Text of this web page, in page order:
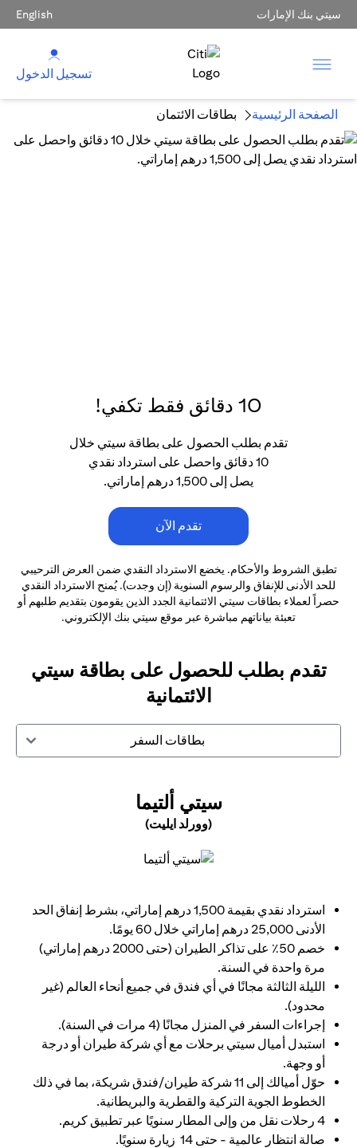
سيتي بنك الإمارات English
تسجيل الدخول
الصفحة الرئيسية بطاقات الائتمان
10 دقائق فقط تكفي!
تقدم بطلب الحصول على بطاقة سيتي خلال
10 دقائق واحصل على استرداد نقدي
يصل إلى 1,500 درهم إماراتي.
تقدم الآن
تطبق الشروط والأحكام. يخضع الاسترداد النقدي ضمن العرض الترحيبي
للحد الأدنى للإنفاق والرسوم السنوية (إن وجدت). يُمنح الاسترداد النقدي
حصراً لعملاء بطاقات سيتي الائتمانية الجدد الذين يقومون بتقديم طلبهم أو
تعبئة بياناتهم مباشرة عبر موقع سيتي بنك الإلكتروني.
تقدم بطلب للحصول على بطاقة سيتي
الائتمانية
بطاقات السفر
سيتي ألتيما
(وورلد ايليت)
استرداد نقدي بقيمة 1,500 درهم إماراتي، بشرط إنفاق الحد
الأدنى 25,000 درهم إماراتي خلال 60 يومًا.
خصم 50٪ على تذاكر الطيران (حتى 2000 درهم إماراتي)
مرة واحدة في السنة.
الليلة الثالثة مجانًا في أي فندق في جميع أنحاء العالم (غير
محدود).
إجراءات السفر في المنزل مجانًا (4 مرات في السنة).
استبدل أميال سيتي برحلات مع أي شركة طيران أو درجة
أو وجهة.
حوّل أميالك إلى 11 شركة طيران/فندق شريكة، بما في ذلك
الخطوط الجوية التركية والقطرية والبريطانية.
4 رحلات نقل من وإلى المطار سنويًا عبر تطبيق كريم.
صالة انتظار عالمية - حتى 14 زيارة سنويًا.